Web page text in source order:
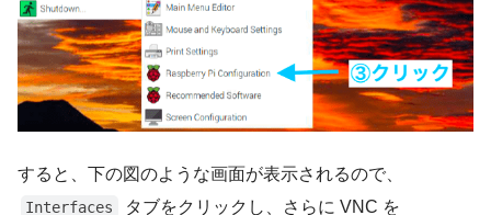
すると、下の図のような画面が表示されるので、
Interfaces タブをクリックし、さらに VNC を